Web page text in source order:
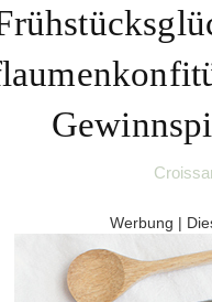
Werbung |